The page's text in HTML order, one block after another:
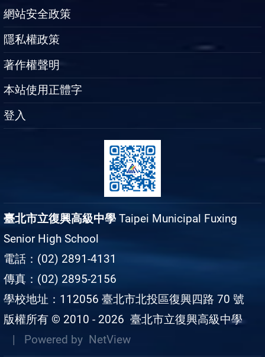
網站安全政策
隱私權政策
著作權聲明
本站使用正體字
登入
臺北市立復興高級中學 Taipei Municipal Fuxing
Senior High School
電話：(02) 2891-4131
傳真：(02) 2895-2156
學校地址：112056 臺北市北投區復興四路 70 號
版權所有 © 2010 - 2026 臺北市立復興高級中學
| Powered by NetView